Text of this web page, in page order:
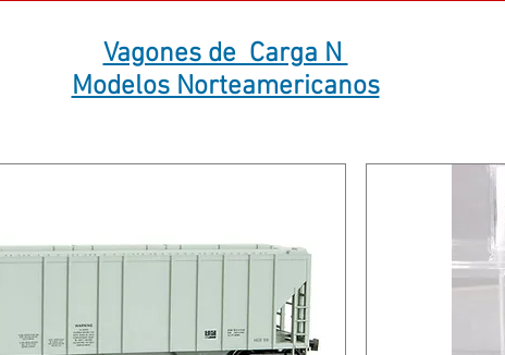
Vagones de Carga N
Modelos Norteamericanos